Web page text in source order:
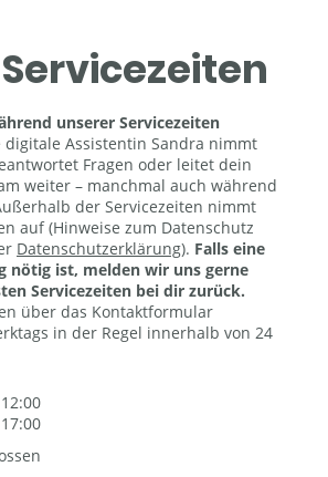
Servicezeiten
unserer Servicezeiten
digitale Assistentin Sandra nimmt
Fragen oder leitet dein
weiter – manchmal auch während
der Servicezeiten nimmt
auf (Hinweise zum Datenschutz
Datenschutzerklärung). Falls eine
nötig ist, melden wir uns gerne
Servicezeiten bei dir zurück.
über das Kontaktformular
in der Regel innerhalb von 24
12:00
17:00